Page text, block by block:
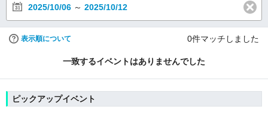
2025/10/06 ～ 2025/10/12
表示順について 0件マッチしました
一致するイベントはありませんでした
ピックアップイベント